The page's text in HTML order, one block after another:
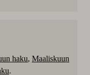
haku, Maaliskuun
.